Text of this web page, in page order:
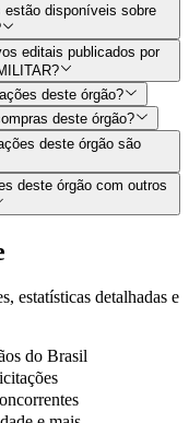
estão disponíveis sobre
editais publicados por
deste órgão?
deste órgão?
deste órgão são
deste órgão com outros
estatísticas detalhadas e
do Brasil